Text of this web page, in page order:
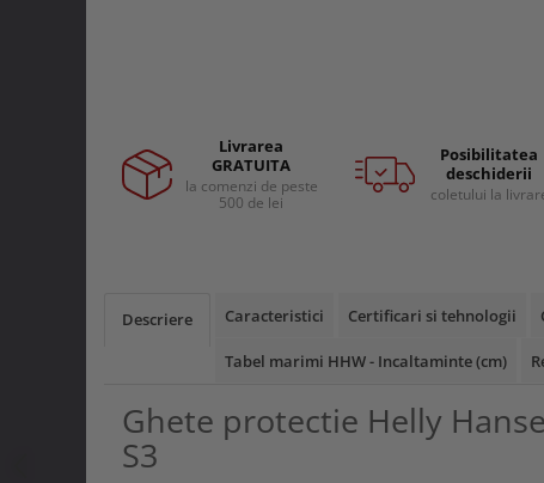
Buzunare externe
Echipamente specializate
Echipamente trimeri ongloane
Casti si antifoane protectie
Livrarea
GRATUITA
la comenzi de peste
500 de lei
Posibilitatea
deschiderii
coletului la
Descriere Caracteristici Certificari si tehnologii
Tabel marimi HHW - Incaltaminte (cm)
Ghete protectie Helly
S3